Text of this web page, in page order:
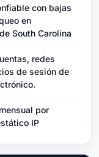
con bajas
en
South Carolina
redes
de sesión de
por
IP